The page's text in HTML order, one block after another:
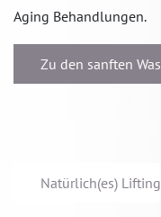
Aging Behandlungen.
Zu den sanften
Natürlich(es)